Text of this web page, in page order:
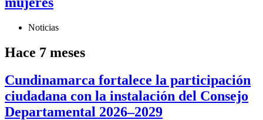
Noticias
Hace 7 meses
Cundinamarca fortalece la participación
ciudadana con la instalación del Consejo
Departamental 2026–2029